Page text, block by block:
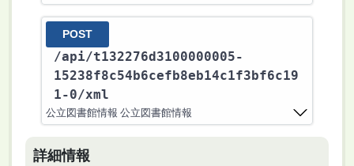
POST
/api/t132276d3100000005-
15238f8c54b6cefb8eb14c1f3bf6c19
1-0/xml
公立図書館情報 公立図書館情報
詳細情報